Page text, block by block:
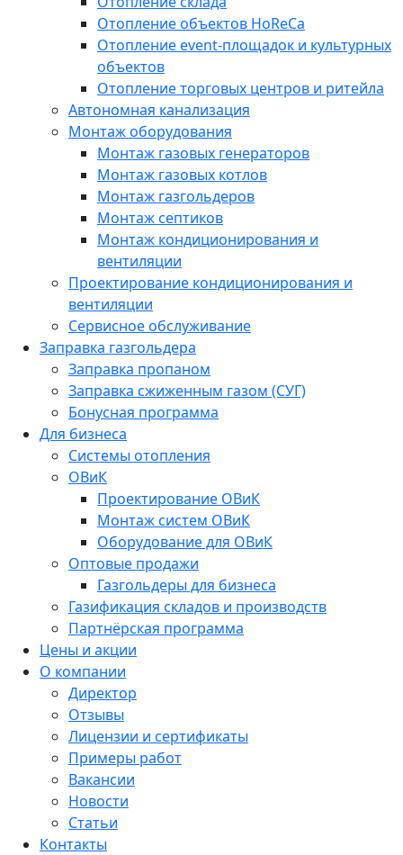
Отопление объектов HoReCa
Отопление event-площадок и культурных
объектов
Отопление торговых центров и ритейла
Автономная канализация
Монтаж оборудования
Монтаж газовых генераторов
Монтаж газовых котлов
Монтаж газгольдеров
Монтаж септиков
Монтаж кондиционирования и
вентиляции
Проектирование кондиционирования и
вентиляции
Сервисное обслуживание
Заправка газгольдера
Заправка пропаном
Заправка сжиженным газом (СУГ)
Бонусная программа
Для бизнеса
Системы отопления
ОВиК
Проектирование ОВиК
Монтаж систем ОВиК
Оборудование для ОВиК
Оптовые продажи
Газгольдеры для бизнеса
Газификация складов и производств
Партнёрская программа
Цены и акции
О компании
Директор
Отзывы
Лицензии и сертификаты
Примеры работ
Вакансии
Новости
Статьи
Контакты